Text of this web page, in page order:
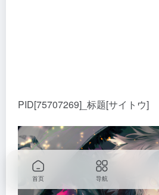
PID[75707269]_标题[サイトウ]
首页 导航